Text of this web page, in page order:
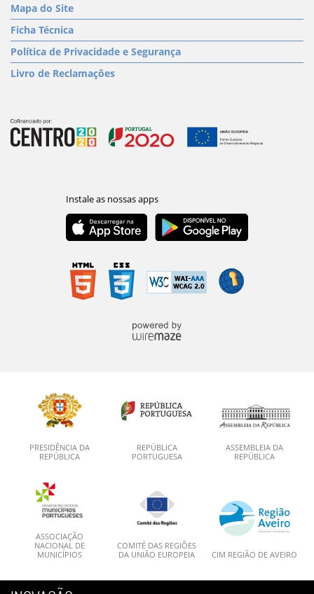
Mapa do Site
Ficha Técnica
Política de Privacidade e Segurança
Livro de Reclamações
PRESIDÊNCIA DA
REPÚBLICA
REPÚBLICA
PORTUGUESA
ASSEMBLEIA DA
REPÚBLICA
ASSOCIAÇÃO
NACIONAL DE
MUNICÍPIOS
COMITÉ DAS REGIÕES
DA UNIÃO EUROPEIA
CIM REGIÃO DE AVEIRO